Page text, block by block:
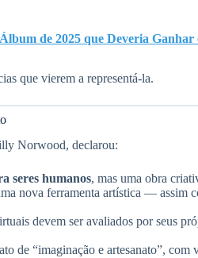
de 2025 que Deveria Ganhar
que vierem a representá-la.
Norwood, declarou:
seres humanos, mas uma obra
nova ferramenta artística — assim
devem ser avaliados por seus
de “imaginação e artesanato”, com